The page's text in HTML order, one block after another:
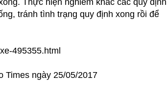
Thực hiện nghiêm khắc các quy định
tránh tình trạng quy định xong rồi để
495355.html
Times ngày 25/05/2017